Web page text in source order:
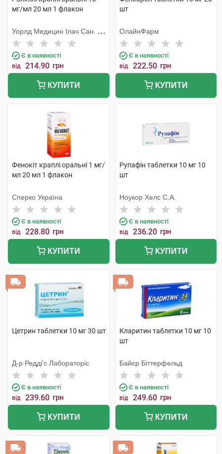
мг/мл 20 мл 1 флакон
Уорлд Медицин Ілач Сан. Ве
Тідж
Є в наявності
від 214.90 грн
КУПИТИ
шт
ОлайнФарм
Є в наявності
від 222.50 грн
КУПИТИ
Фенокіт краплі оральні 1 мг/
мл 20 мл 1 флакон
Сперко Україна
Є в наявності
від 228.80 грн
КУПИТИ
Рупафін таблетки 10 мг 10
шт
Ноукор Хелс С.А.
Є в наявності
від 236.20 грн
КУПИТИ
Цетрин таблетки 10 мг 30 шт
Д-р Редді'с Лабораторіс
Є в наявності
від 239.60 грн
КУПИТИ
Кларитин таблетки 10 мг 10
шт
Байєр Біттерфельд
Є в наявності
від 249.60 грн
КУПИТИ